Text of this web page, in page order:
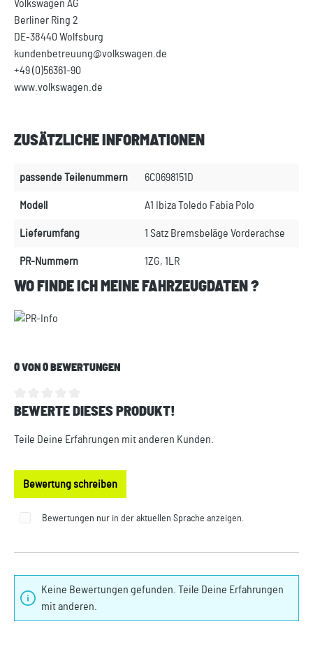
Volkswagen AG
Berliner Ring 2
DE-38440 Wolfsburg
kundenbetreuung@volkswagen.de
+49 (0)56361-90
www.volkswagen.de
ZUSÄTZLICHE INFORMATIONEN
passende Teilenummern 6C0698151D
Modell A1 Ibiza Toledo Fabia Polo
Lieferumfang 1 Satz Bremsbeläge Vorderachse
PR-Nummern 1ZG, 1LR
WO FINDE ICH MEINE FAHRZEUGDATEN ?
0 VON 0 BEWERTUNGEN
Durchschnittliche Bewertung von 0 von 5 Sternen
BEWERTE DIESES PRODUKT!
Teile Deine Erfahrungen mit anderen Kunden.
Bewertung schreiben
Bewertungen nur in der aktuellen Sprache anzeigen.
Keine Bewertungen gefunden. Teile Deine Erfahrungen
mit anderen.